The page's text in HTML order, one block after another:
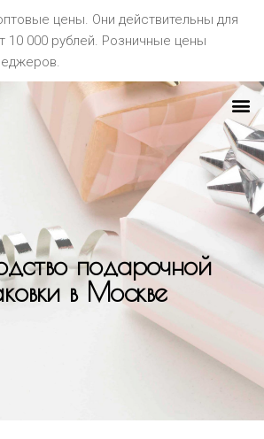
цены. Они действительны для
10 000 рублей. Розничные цены
подарочной
в Москве